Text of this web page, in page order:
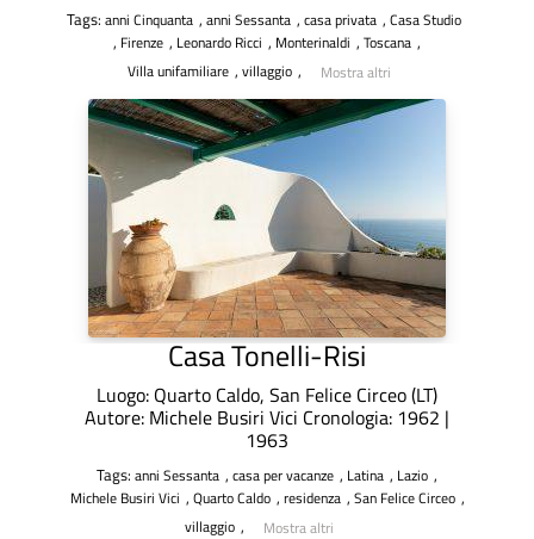
Tags: anni Cinquanta , anni Sessanta , casa privata , Casa Studio
, Firenze , Leonardo Ricci , Monterinaldi , Toscana ,
Villa unifamiliare , villaggio , Mostra altri
Casa Tonelli-Risi
Luogo: Quarto Caldo, San Felice Circeo (LT)
Autore: Michele Busiri Vici Cronologia: 1962 |
1963
Tags: anni Sessanta , casa per vacanze , Latina , Lazio ,
Michele Busiri Vici , Quarto Caldo , residenza , San Felice Circeo ,
villaggio , Mostra altri